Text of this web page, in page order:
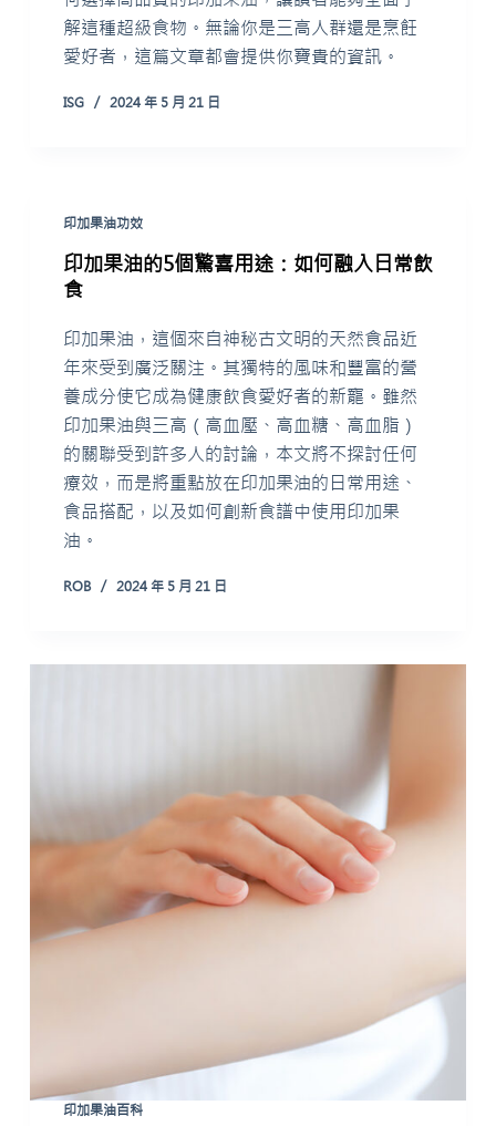
解這種超級食物。無論你是三高人群還是烹飪
愛好者，這篇文章都會提供你寶貴的資訊。
ISG 2024 年 5 月 21 日
印加果油功效
印加果油的5個驚喜用途：如何融入日常飲
食
印加果油，這個來自神秘古文明的天然食品近
年來受到廣泛關注。其獨特的風味和豐富的營
養成分使它成為健康飲食愛好者的新寵。雖然
印加果油與三高（高血壓、高血糖、高血脂）
的關聯受到許多人的討論，本文將不探討任何
療效，而是將重點放在印加果油的日常用途、
食品搭配，以及如何創新食譜中使用印加果
油。
ROB 2024 年 5 月 21 日
印加果油百科